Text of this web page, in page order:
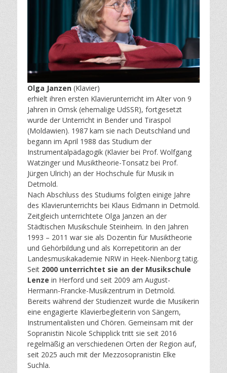
Olga Janzen (Klavier)
erhielt ihren ersten Klavierunterricht im Alter von 9
Jahren in Omsk (ehemalige UdSSR), fortgesetzt
wurde der Unterricht in Bender und Tiraspol
(Moldawien). 1987 kam sie nach Deutschland und
begann im April 1988 das Studium der
Instrumentalpädagogik (Klavier bei Prof. Wolfgang
Watzinger und Musiktheorie-Tonsatz bei Prof.
Jürgen Ulrich) an der Hochschule für Musik in
Detmold.
Nach Abschluss des Studiums folgten einige Jahre
des Klavierunterrichts bei Klaus Eidmann in Detmold.
Zeitgleich unterrichtete Olga Janzen an der
Städtischen Musikschule Steinheim. In den Jahren
1993 – 2011 war sie als Dozentin für Musiktheorie
und Gehörbildung und als Korrepetitorin an der
Landesmusikakademie NRW in Heek-Nienborg tätig.
Seit 2000 unterrichtet sie an der Musikschule
Lenze in Herford und seit 2009 am August-
Hermann-Francke-Musikzentrum in Detmold.
Bereits während der Studienzeit wurde die Musikerin
eine engagierte Klavierbegleiterin von Sängern,
Instrumentalisten und Chören. Gemeinsam mit der
Sopranistin Nicole Schipplick tritt sie seit 2016
regelmäßig an verschiedenen Orten der Region auf,
seit 2025 auch mit der Mezzosopranistin Elke
Suchla.